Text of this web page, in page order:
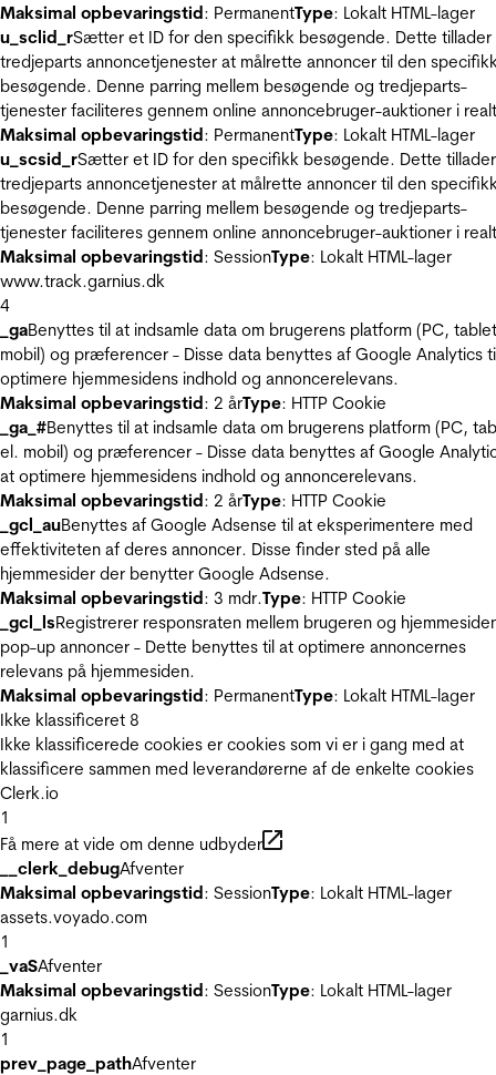
Maksimal opbevaringstid: PermanentType: Lokalt HTML-lager
u_sclid_rSætter et ID for den specifikk besøgende. Dette tillader
tredjeparts annoncetjenester at målrette annoncer til den
besøgende. Denne parring mellem besøgende og tredjeparts-
tjenester faciliteres gennem online annoncebruger-auktioner i
Maksimal opbevaringstid: PermanentType: Lokalt HTML-lager
u_scsid_rSætter et ID for den specifikk besøgende. Dette tillader
tredjeparts annoncetjenester at målrette annoncer til den
besøgende. Denne parring mellem besøgende og tredjeparts-
tjenester faciliteres gennem online annoncebruger-auktioner i
Maksimal opbevaringstid: SessionType: Lokalt HTML-lager
www.track.garnius.dk
4
_gaBenyttes til at indsamle data om brugerens platform (PC,
mobil) og præferencer - Disse data benyttes af Google Analytics
optimere hjemmesidens indhold og annoncerelevans.
Maksimal opbevaringstid: 2 årType: HTTP Cookie
_ga_#Benyttes til at indsamle data om brugerens platform (PC,
el. mobil) og præferencer - Disse data benyttes af Google
at optimere hjemmesidens indhold og annoncerelevans.
Maksimal opbevaringstid: 2 årType: HTTP Cookie
_gcl_auBenyttes af Google Adsense til at eksperimentere med
effektiviteten af deres annoncer. Disse finder sted på alle
hjemmesider der benytter Google Adsense.
Maksimal opbevaringstid: 3 mdr.Type: HTTP Cookie
_gcl_lsRegistrerer responsraten mellem brugeren og
pop-up annoncer - Dette benyttes til at optimere annoncernes
relevans på hjemmesiden.
Maksimal opbevaringstid: PermanentType: Lokalt HTML-lager
Ikke klassificeret 8
Ikke klassificerede cookies er cookies som vi er i gang med at
klassificere sammen med leverandørerne af de enkelte cookies
Clerk.io
1
Få mere at vide om denne udbyder
__clerk_debugAfventer
Maksimal opbevaringstid: SessionType: Lokalt HTML-lager
assets.voyado.com
1
_vaSAfventer
Maksimal opbevaringstid: SessionType: Lokalt HTML-lager
garnius.dk
1
prev_page_pathAfventer